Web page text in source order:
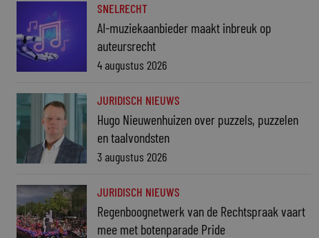
SNELRECHT
AI-muziekaanbieder maakt inbreuk op
auteursrecht
4 augustus 2026
JURIDISCH NIEUWS
Hugo Nieuwenhuizen over puzzels, puzzelen
en taalvondsten
3 augustus 2026
JURIDISCH NIEUWS
Regenboognetwerk van de Rechtspraak vaart
mee met botenparade Pride